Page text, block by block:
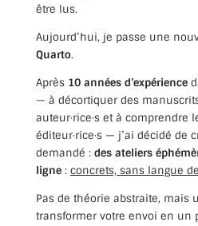
être lus.
Aujourd’hui, je passe une
Quarto.
Après 10 années d’expérience
— à décortiquer des
auteur·rice·s et à comprendre
éditeur·rice·s — j’ai décidé de
demandé : des ateliers
ligne: concrets, sans langue
Pas de théorie abstraite, mais
transformer votre envoi en un